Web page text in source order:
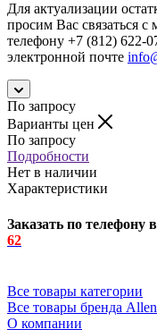
Для актуализации
просим Вас связаться
телефону +7 (812) 622-
электронной почте
По запросу
Варианты цен
По запросу
Подробности
Нет в наличии
Характеристики
Заказать по телефону
62
Все товары категории
Все товары бренда
О компании